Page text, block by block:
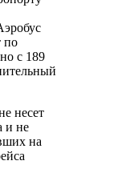
по
с 189
несет
и не
на